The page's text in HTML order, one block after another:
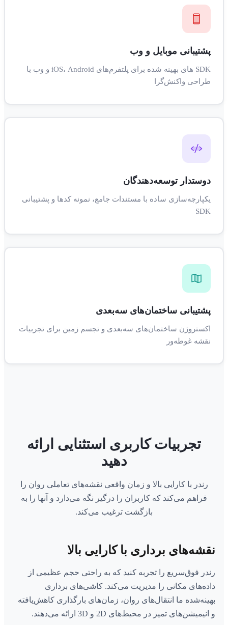
پشتیبانی موبایل و وب
SDK های بهینه شده برای پلتفرم‌های iOS، Android و وب با
طراحی واکنش‌گرا
دوستدار توسعه‌دهندگان
یکپارچه‌سازی ساده با مستندات جامع، نمونه کدها و پشتیبانی
SDK
پشتیبانی ساختمان‌های سه‌بعدی
اکستروژن ساختمان‌های سه‌بعدی و تجسم زمین برای تجربیات
نقشه غوطه‌ور
تجربیات کاربری استثنایی ارائه
دهید
رندر با کارایی بالا و زمان واقعی نقشه‌های تعاملی روان را
فراهم می‌کند که کاربران را درگیر نگه می‌دارد و آنها را به
بازگشت ترغیب می‌کند.
نقشه‌های برداری با کارایی بالا
رندر فوق‌سریع را تجربه کنید که به راحتی حجم عظیمی از
داده‌های مکانی را مدیریت می‌کند. کاشی‌های برداری
بهینه‌شده ما انتقال‌های روان، زمان‌های بارگذاری کاهش‌یافته
و انیمیشن‌های تمیز در محیط‌های 2D و 3D ارائه می‌دهند.